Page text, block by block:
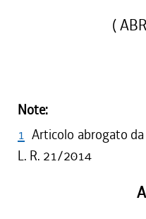
(
Note:
1 Articolo abrogato
L. R. 21/2014